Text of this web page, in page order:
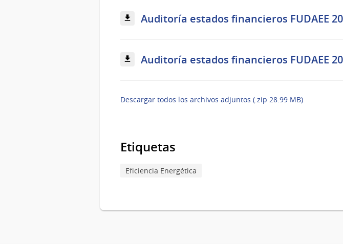
Auditoría estados financieros FUDAEE
Auditoría estados financieros FUDAEE
Descargar todos los archivos adjuntos (.zip 28.99 MB)
Etiquetas
Eficiencia Energética